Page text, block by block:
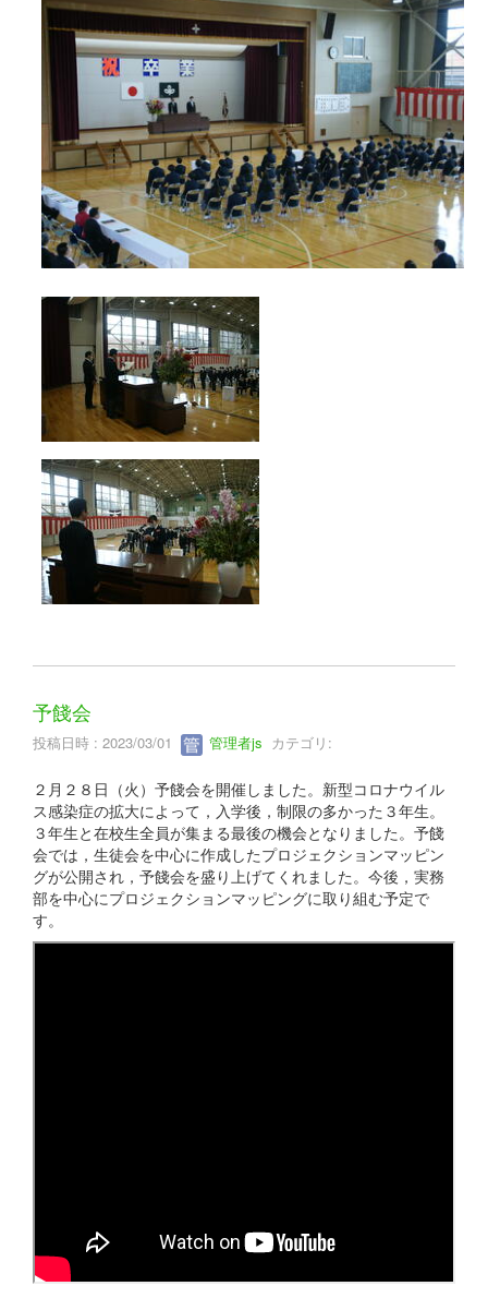
予餞会
投稿日時 : 2023/03/01 管理者js カテゴリ:
２月２８日（火）予餞会を開催しました。新型コロナウイル
ス感染症の拡大によって，入学後，制限の多かった３年生。
３年生と在校生全員が集まる最後の機会となりました。予餞
会では，生徒会を中心に作成したプロジェクションマッピン
グが公開され，予餞会を盛り上げてくれました。今後，実務
部を中心にプロジェクションマッピングに取り組む予定で
す。